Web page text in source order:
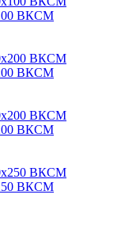
ВКСМ
ВКСМ
ВКСМ
ВКСМ